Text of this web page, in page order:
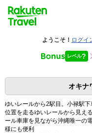
オキナ
ゆいレールから2駅目。小禄駅
位置を走るゆいレールから見え
ール車庫を見ながら沖縄唯一の
様にも便利